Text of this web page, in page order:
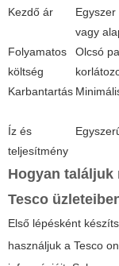
Kezdő ár
vagy
Folyamatos
költség
Olcsó
Karbantartás
Íz és
teljesítmény
Hogyan találjuk
Tesco
Első lépésként
használjuk a Tesco